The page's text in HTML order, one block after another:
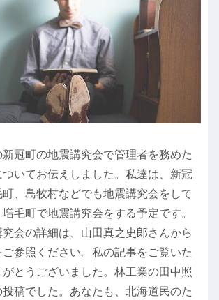
冠町の地震講究会で管理者を務めた
いてお伝えしました。私達は、新冠
、島牧村などでも地震講究会をして
毛町で地震講究会をする予定です。
会の詳細は、山田真之史郎さんから
参照ください。私の記事をご覧いた
とうございました。林工業の田中照
稿でした。あなたも、北海道民のた